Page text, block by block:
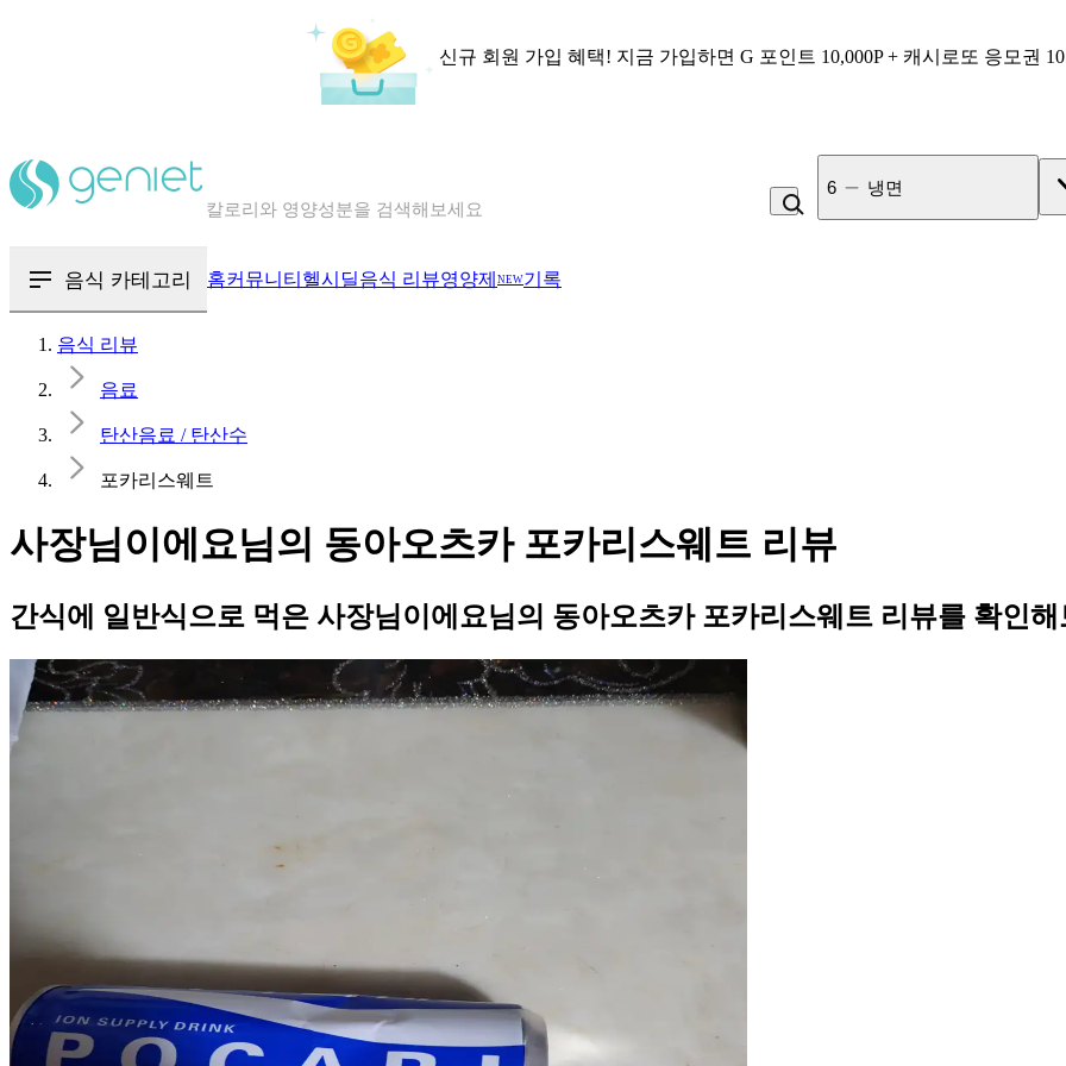
신규 회원 가입 혜택! 지금 가입하면 G 포인트 10,000P + 캐시로또 응모권
혈당 · 다이어트 음식 검색해보세요
7 커피
음식 카테고리 홈커뮤니티 헬시딜음식 리뷰영양제 NEW기록
음식 리뷰
음료
탄산음료 / 탄산수
포카리스웨트
사장님이에요님의 동아오츠카 포카리스웨트 리뷰
간식에 일반식으로 먹은 사장님이에요님의 동아오츠카 포카리스웨트 리뷰를 확인